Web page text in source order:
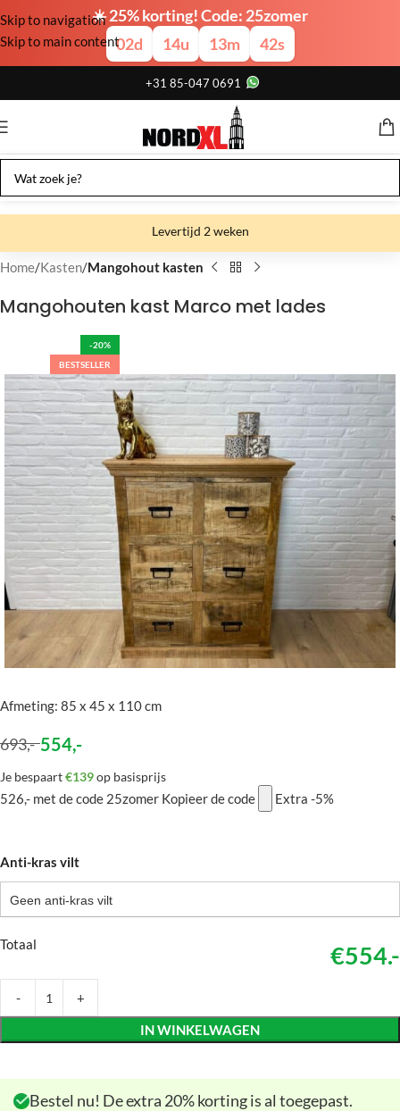
☀️ 25% korting! Code: 25zomer
02d 14u 13m 41s
Skip to navigation
Skip to main content
+31 85-047 0691
Levertijd 2 weken
Gratis verzending
Gratis afhalen
Home Kasten Mangohout kasten
Mangohouten kast Marco met lades
-20%
BESTSELLER
Afmeting: 85 x 45 x 110 cm
693,- 554,-
Je bespaart€139op basisprijs
526,- met de code 25zomer Kopieer de code Extra -5%
Anti-kras vilt
Geen anti-kras vilt
Totaal €554.-
IN WINKELWAGEN
Bestel nu! De extra 20% korting is al toegepast.